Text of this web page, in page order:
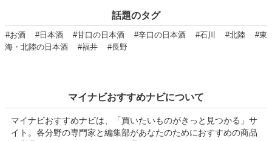
話題のタグ
#お酒 #日本酒 #甘口の日本酒 #辛口の日本酒 #石川 #北陸
#東
海・北陸の日本酒
#福井 #長野
マイナビおすすめナビについて
マイナビおすすめナビは、「買いたいものがきっと見つかる」サ
イト。各分野の専門家と編集部があなたのためにおすすめの商品